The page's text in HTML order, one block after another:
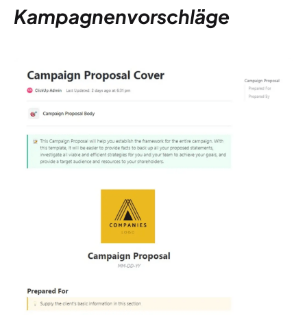
Kampagnenvorschläge